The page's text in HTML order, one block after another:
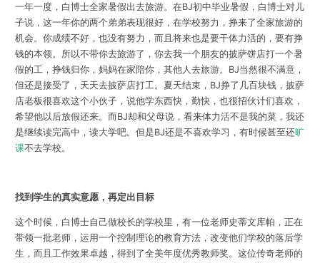
一年一度，白博士全家暑假出去旅游。在BJ初中毕业暑假，白博士对儿
子说，这一年你的两个弟弟表现很好，在学校努力，挣来了全家旅游的
机会。你成绩不好，也没有努力，而且将来也是要干体力活的，要有挣
钱的本领。所以不带你去旅游了，你去我一个朋友的披萨饼店打一个暑
假的工，挣钱归你，妈妈在家陪你，其他人去旅游。BJ当然很不满意，
但还是接受了，天天去披萨店打工。夏天结束，BJ挣了几百块钱，披萨
店老板很喜欢这个小伙子，说他学东西快，勤快，也很招伙计们喜欢，
希望他以后放假还来。而BJ却和父母说，看来体力活不是我的菜，我还
是继续读完高中，读大学吧。但是BJ还是不喜欢学习，有时候甚至还旷
课不去学校。
找到学生的真实意愿，再定出目标
这个时候，白博士自己做校长的学校里，有一位老师史蒂文库帕，正在
带领一批老师，运用一个控制理论的教育方法，改变他们学校的落后学
生，而且工作效果卓越，得到了全美年度优秀教师奖。这位传奇老师的